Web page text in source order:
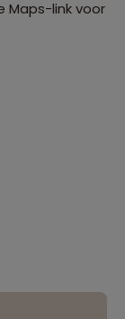
Maps-link voor